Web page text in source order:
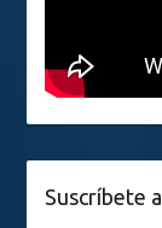
Suscríbete